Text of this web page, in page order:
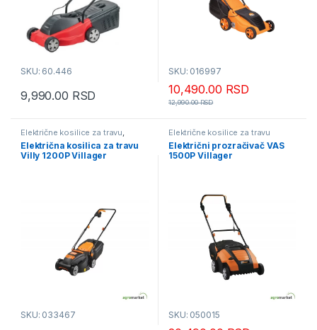
SKU: 60.446
9,990.00 RSD
SKU: 016997
10,490.00 RSD
12,990.00RSD
Električne kosilice za travu,
Kosilice za travu,Villager Akcija
Električna kosilica za travu
Villy 1200P Villager
SKU: 033467
Električne kosilice za travu
Električni prozračivač VAS
1500P Villager
SKU: 050015